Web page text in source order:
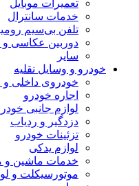
تعمیرات موبایل
خدمات سانترال
تلفن بی‌سیم
دوربین عکاسی و
سایر
خودرو و وسایل نقلیه
خودروی داخلی
اجاره خودرو
لوازم جانبی
دزدگیر و ردیاب
تزئینات خودرو
لوازم یدکی
خدمات ماشین و
موتورسیکلت و